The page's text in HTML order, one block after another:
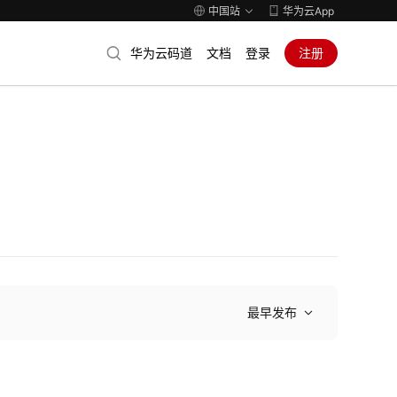
中国站 华为云App
华为云码道 文档 登录 注册
最早发布